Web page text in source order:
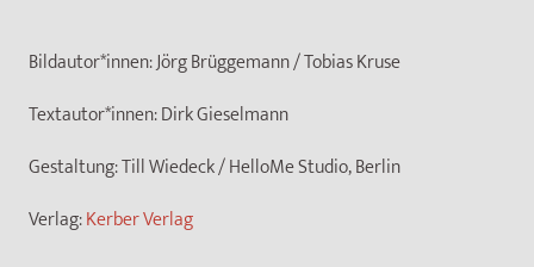
Bildautor*innen:Jörg Brüggemann / Tobias Kruse
Textautor*innen:Dirk Gieselmann
Gestaltung:Till Wiedeck / HelloMe Studio, Berlin
Verlag:Kerber Verlag